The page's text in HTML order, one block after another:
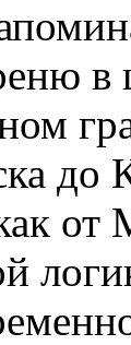
в
до